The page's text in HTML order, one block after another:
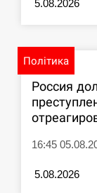
11:53
почта”:
СЕРПЕНЬ
У
5.08.2026
Політика
Россия
16:45
5.08.2026